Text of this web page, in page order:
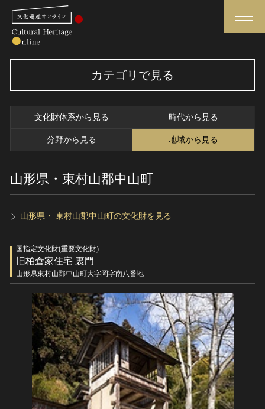
さらに詳細検索
トップ
作品一覧
カテゴリで見る
全国の美術館・博物館
世界遺産
無形文化遺産
動画で見る無形の文化財
媒体資料・関連記事等
博物館、美術館の皆さまへ
文化庁よりご挨拶
ヘルプ
関連サイトリンク
サイトマップ
サイトのご意見はこちら
文化遺産データベース
国指定文化財等データベース
カテゴリで見る
文化財体系から見る 時代から見る
分野から見る 地域から見る
山形県・東村山郡中山町
山形県・ 東村山郡中山町の文化財を見る
国指定文化財(重要文化財)
旧柏倉家住宅 裏門
山形県東村山郡中山町大字岡字南八番地